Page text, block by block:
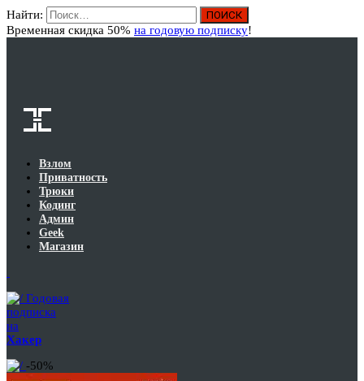
Найти:
Временная скидка 50% на годовую подписку!
Взлом
Приватность
Трюки
Кодинг
Админ
Geek
Магазин
Годовая
подписка
на
Хакер
-50%